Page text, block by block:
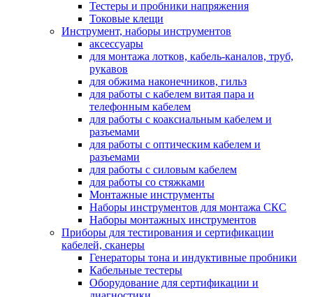
Тестеры и пробники напряжения
Токовые клещи
Инструмент, наборы инструментов
аксессуары
для монтажа лотков, кабель-каналов, труб,
рукавов
для обжима наконечников, гильз
для работы с кабелем витая пара и
телефонным кабелем
для работы с коаксиальным кабелем и
разъемами
для работы с оптическим кабелем и
разъемами
для работы с силовым кабелем
для работы со стяжками
Монтажные инструменты
Наборы инструментов для монтажа СКС
Наборы монтажных инструментов
Приборы для тестирования и сертификации
кабелей, сканеры
Генераторы тона и индуктивные пробники
Кабельные тестеры
Оборудование для сертификации и